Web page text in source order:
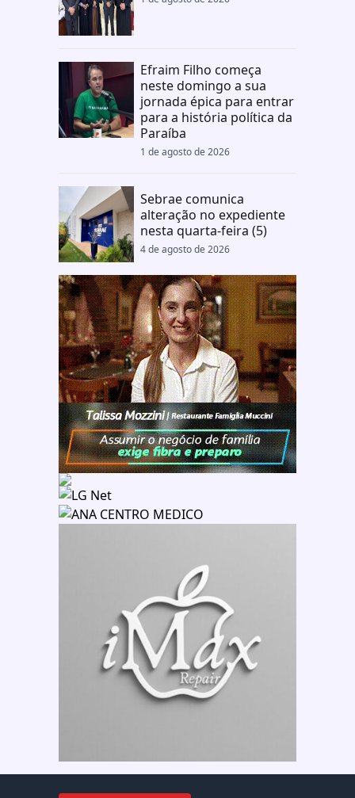
Efraim Filho começa
neste domingo a sua
jornada épica para entrar
para a história política da
Paraíba
1 de agosto de 2026
Sebrae comunica
alteração no expediente
nesta quarta-feira (5)
4 de agosto de 2026